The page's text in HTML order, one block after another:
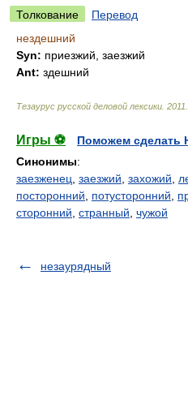
Толкование
Перевод
нездешний
Syn: приезжий, заезжий
Ant: здешний
Тезаурус русской деловой лексики 2011
Игры ⚽
Поможем сделать
Синонимы:
заезженец заезжий захожий
посторонний
потусторонний
сторонний странный чужой
незаурядный